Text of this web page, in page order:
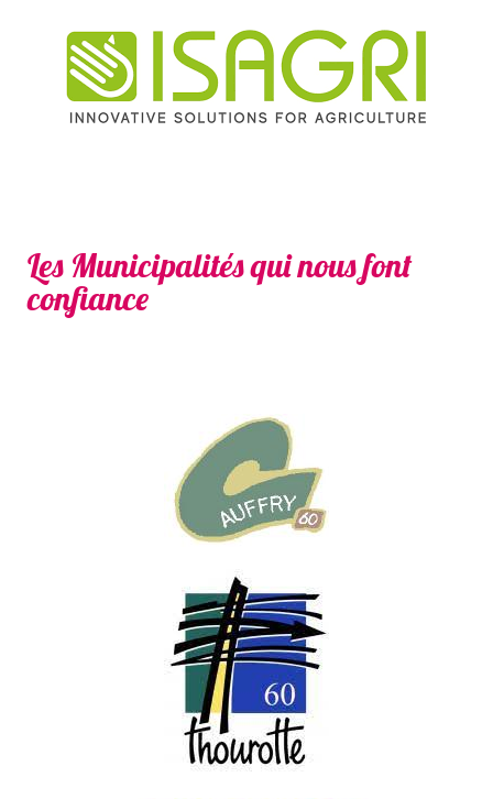
Les Municipalités qui nous font
confiance